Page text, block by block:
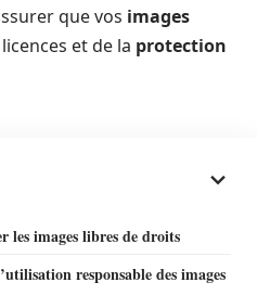
que vos images
et de la protection
les images libres de droits
responsable des images